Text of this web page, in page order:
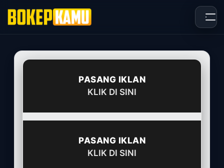
PASANG IKLAN
KLIK DI SINI
PASANG IKLAN
KLIK DI SINI